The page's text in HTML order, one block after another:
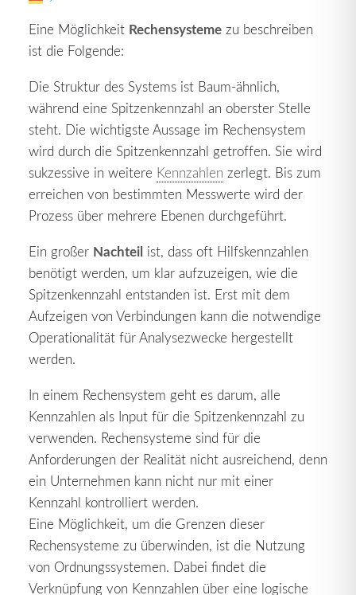
Eine Möglichkeit Rechensysteme zu beschreiben
ist die Folgende:
Die Struktur des Systems ist Baum-ähnlich,
während eine Spitzenkennzahl an oberster Stelle
steht. Die wichtigste Aussage im Rechensystem
wird durch die Spitzenkennzahl getroffen. Sie wird
sukzessive in weitere Kennzahlen zerlegt. Bis zum
erreichen von bestimmten Messwerte wird der
Prozess über mehrere Ebenen durchgeführt.
Ein großer Nachteil ist, dass oft Hilfskennzahlen
benötigt werden, um klar aufzuzeigen, wie die
Spitzenkennzahl entstanden ist. Erst mit dem
Aufzeigen von Verbindungen kann die notwendige
Operationalität für Analysezwecke hergestellt
werden.
In einem Rechensystem geht es darum, alle
Kennzahlen als Input für die Spitzenkennzahl zu
verwenden. Rechensysteme sind für die
Anforderungen der Realität nicht ausreichend, denn
ein Unternehmen kann nicht nur mit einer
Kennzahl kontrolliert werden.
Eine Möglichkeit, um die Grenzen dieser
Rechensysteme zu überwinden, ist die Nutzung
von Ordnungssystemen. Dabei findet die
Verknüpfung von Kennzahlen über eine logische